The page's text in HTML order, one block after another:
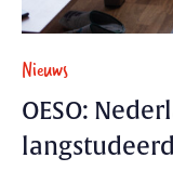
Nieuws
OESO: